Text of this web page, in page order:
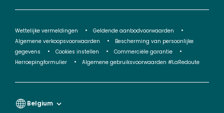
Wettelijke vermeldingen
Geldende aanbodvoorwaarden
Algemene verkoopsvoorwaarden
Bescherming van persoonlijke
gegevens
Cookies instellen
Commerciële garantie
Herroepingformulier
Algemene gebruiksvoorwaarden #LaRedoute
Belgium